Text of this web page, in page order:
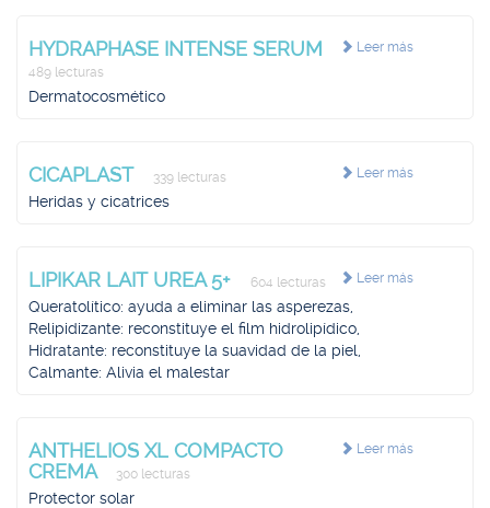
Leer más
HYDRAPHASE INTENSE SERUM
489 lecturas
Dermatocosmético
Leer más
CICAPLAST 339 lecturas
Heridas y cicatrices
Leer más
LIPIKAR LAIT UREA 5+ 604 lecturas
Queratolítico: ayuda a eliminar las asperezas,
Relipidizante: reconstituye el film hidrolipídico,
Hidratante: reconstituye la suavidad de la piel,
Calmante: Alivia el malestar
Leer más
ANTHELIOS XL COMPACTO
CREMA
300 lecturas
Protector solar